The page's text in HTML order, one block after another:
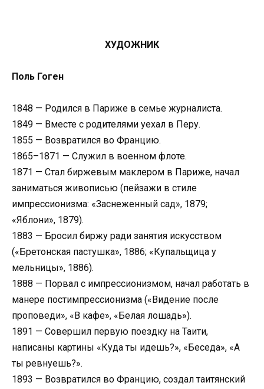
ХУДОЖНИК
Поль Гоген
1848 — Родился в Париже в семье журналиста.
1849 — Вместе с родителями уехал в Перу.
1855 — Возвратился во Францию.
1865–1871 — Служил в военном флоте.
1871 — Стал биржевым маклером в Париже, начал
заниматься живописью (пейзажи в стиле
импрессионизма: «Заснеженный сад», 1879;
«Яблони», 1879).
1883 — Бросил биржу ради занятия искусством
(«Бретонская пастушка», 1886; «Купальщица у
мельницы», 1886).
1888 — Порвал с импрессионизмом, начал работать в
манере постимпрессионизма («Видение после
проповеди», «В кафе», «Белая лошадь»).
1891 — Совершил первую поездку на Таити,
написаны картины «Куда ты идешь?», «Беседа», «А
ты ревнуешь?».
1893 — Возвратился во Францию, создал таитянский